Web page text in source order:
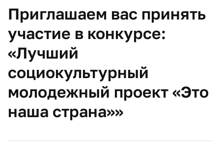
Приглашаем вас принять
участие в конкурсе:
«Лучший
социокультурный
молодежный проект «Это
наша страна»»